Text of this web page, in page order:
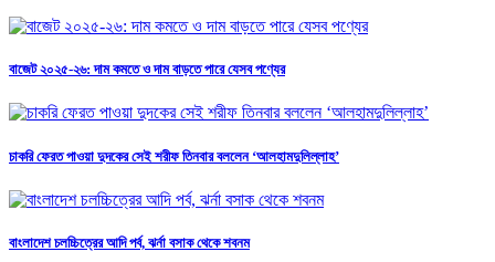
বাজেট ২০২৫-২৬: দাম কমতে ও দাম বাড়তে পারে যেসব পণ্যের
চাকরি ফেরত পাওয়া দুদকের সেই শরীফ তিনবার বললেন ‘আলহামদুলিল্লাহ’
বাংলাদেশ চলচ্চিত্রের আদি পর্ব, ঝর্না বসাক থেকে শবনম